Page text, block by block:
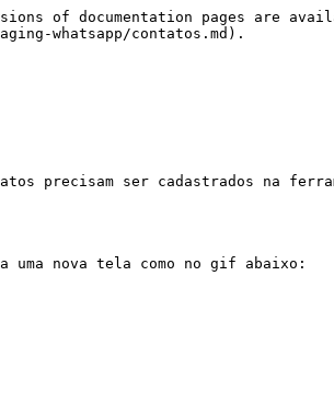
of documentation pages are
whatsapp/contatos.md).
precisam ser cadastrados na
uma nova tela como no gif abaixo: